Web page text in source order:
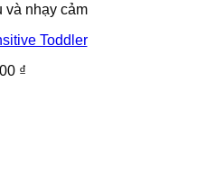
và nhạy cảm
Toddler
₫